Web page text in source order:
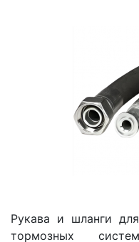
Рукава и шланги
тормозных